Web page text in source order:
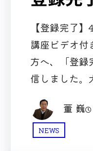
【登録完了
講座ビデオ付
方へ、「登録
信しました。
董 巍
NEWS